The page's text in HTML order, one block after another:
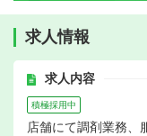
求人情報
求人内容
積極採用中
店舗にて調剤業務、